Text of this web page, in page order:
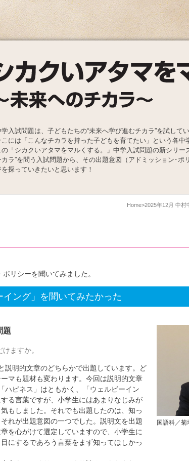
学入試問題は、子どもたちの“未来へ学び進むチカラ”を試して
こには「こんなチカラを持った子どもを育てたい」という各
の「シカクいアタマをマルくする。」中学入試問題の新シリー
カラ”を問う入試問題から、その出題意図（アドミッション･ポ
を探っていきたいと思います！
Home 2025年12月 中村
リシーを聞いてみました。
ング」を聞いてみたかった
題
ますか。
明的文章のどちらかで出題しています。ど
マも題材も変わります。今回は説明的文章
ハピネス」はともかく、「ウェルビーイン
る言葉ですが、小学生にはあまりなじみが
もしました。それでも出題したのは、知っ
れが出題意図の一つでした。説明文を出題
を心がけて選定していますので、小学生に
にするであろう言葉をまず知ってほしかっ
国語科／